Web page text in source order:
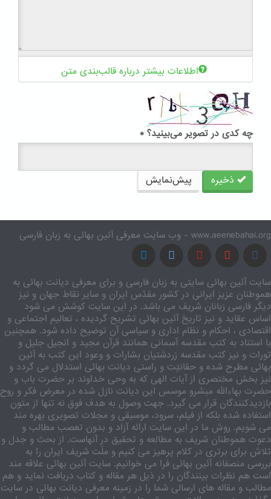
اطلاعات بیشتر درباره قالب‌بندی متن
چه کدی در تصویر می‌بینید؟ *
ذخیره پیش‌نمایش
www.aeenebahai.org - وب سایت معرفی آئین بهائی به زبان فارسی
سایت آئین بهائی سایتی به زبان فارسی و برای معرفی دیانت بهائی به
هموطنان عزیز ایرانی در کشور مقدّس ایران و سایر نقاط جهان و نیز
دیگر فارسی زبانان شریف می باشد. در این سایت کوشش می شود
اساس عقاید و نیز تاریخ آئین بهائی تشریح گردیده ، تعالیم اجتماعی و
اقتصادی ، احکام و نظام اداری و سیاسی آن توضیح داده شود. همچنین
با استناد به کتب مقدسه آسمانی همانند قرآن مجید و انجیل جلیل و
تورات و نیز کتب مقدسه زردشتیان بشارات و وعود این کتب به آئین
بهائی مطرح شده و حقانیّت و راستی دیانت بهائی استدلال می گردد و
نیز بخش مختصری از آیات الهی که به وحی خداوند بر حضرت باب و
حضرت بهاءالله مبشرو موسس این دیانت نازل شده در معرض فکر و روح
بازدیدکنندگان قرار می گیرد. جهت وصول به هدف فوق نه تنها از متون
استفاده شده بلکه از فیلم، سرود، موسیقی و مجلات تصویری بهره مند
می شویم. روش ما در این سایت ارائه آزاد و بدون تعصب مطالب و
دعوت هموطنان شریف به مطالعه و تحقیق در آنهاست. از بحث و جدل و
تلاش برای برتری در کلام پرهیز می کنیم و ملّت شریف ایران را به
بررسی منصفانه آئین بهائی فرا می خوانیم. سایت آئین بهائی علاقه مند
است هم نظرات بینندگان را در ذیل هر مقاله و کتاب دریافت نماید و هم
مطالب و مقاله های ارسالی شما را در زمینه معرفی دیانت بهائی در سایت